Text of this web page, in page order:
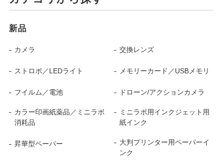
新品
カメラ 交換レンズ
ストロボ／LEDライト メモリーカード／USBメモリ
フイルム／電池 ドローン/アクションカメラ
カラー印画紙薬品／ミニラボ
消耗品
ミニラボ用インクジェット用
紙インク
昇華型ペーパー
大判プリンター用ペーパーイ
ンク